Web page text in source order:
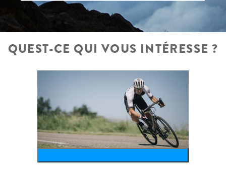
QUEST-CE QUI VOUS INTÉRESSE ?